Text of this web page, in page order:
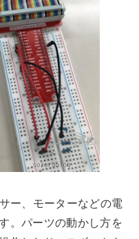
ー、モーターなどの電
。パーツの動かし方を